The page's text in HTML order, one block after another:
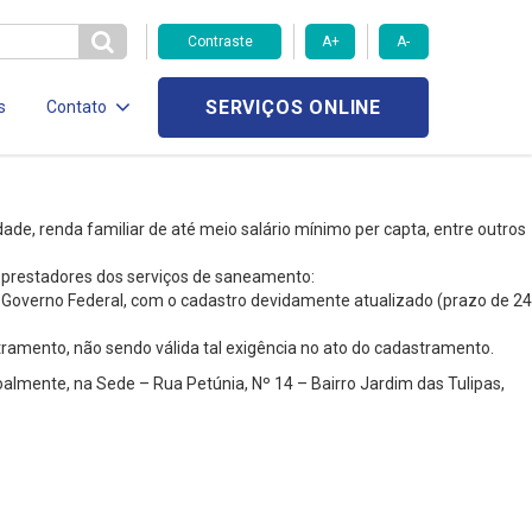
Contraste A+ A-
Contato SERVIÇOS ONLINE
renda familiar de até meio salário mínimo per capta, entre outros
dos serviços de saneamento:
Federal, com o cadastro devidamente atualizado (prazo de 24
não sendo válida tal exigência no ato do cadastramento.
na Sede – Rua Petúnia, Nº 14 – Bairro Jardim das Tulipas,